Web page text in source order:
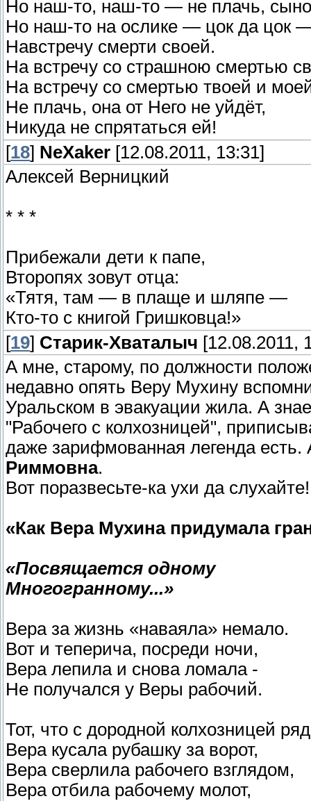
Но наш-то, наш-то — не плачь,
Но наш-то на ослике — цок да цок
Навстречу смерти своей.
На встречу со страшною смертью
На встречу со смертью твоей и
Не плачь, она от Него не уйдёт,
Никуда не спрятаться ей!
[18] NeXaker [12.08.2011, 13:31]
Алексей Верницкий
* * *
Прибежали дети к папе,
Второпях зовут отца:
«Тятя, там — в плаще и шляпе —
Кто-то с книгой Гришковца!»
[19] Старик-Хваталыч [12.08.2011,
А мне, старому, по должности
недавно опять Веру Мухину
Уральском в эвакуации жила. А
"Рабочего с колхозницей",
даже зарифмованная легенда есть.
Риммовна.
Вот поразвесьте-ка ухи да слухайте!
«Как Вера Мухина придумала
«Посвящается одному
Многогранному...»
Вера за жизнь «наваяла» немало.
Вот и теперича, посреди ночи,
Вера лепила и снова ломала -
Не получался у Веры рабочий.
Тот, что с дородной колхозницей
Вера кусала рубашку за ворот,
Вера сверлила рабочего взглядом,
Вера отбила рабочему молот,